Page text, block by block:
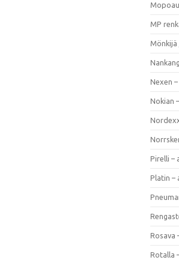
MP
Mönkijä
Nexen
Nokian
Pirelli –
Platin –
Rosava
Rotalla